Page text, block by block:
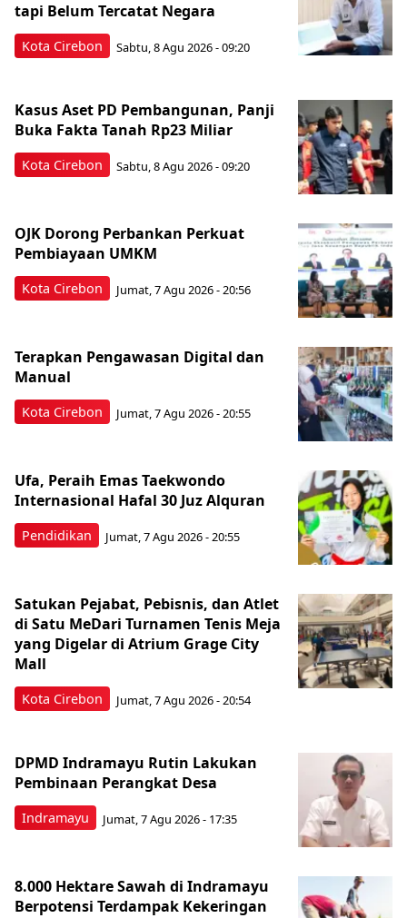
Kota Cirebon
tapi Belum Tercatat Negara
Sabtu, 8 Agu 2026 - 09:20
Kota Cirebon
Kasus Aset PD Pembangunan, Panji
Buka Fakta Tanah Rp23 Miliar
Sabtu, 8 Agu 2026 - 09:20
Kota Cirebon
OJK Dorong Perbankan Perkuat
Pembiayaan UMKM
Jumat, 7 Agu 2026 - 20:56
Kota Cirebon
Terapkan Pengawasan Digital dan
Manual
Jumat, 7 Agu 2026 - 20:55
Pendidikan
Ufa, Peraih Emas Taekwondo
Internasional Hafal 30 Juz Alquran
Jumat, 7 Agu 2026 - 20:55
Kota Cirebon
Satukan Pejabat, Pebisnis, dan Atlet
di Satu MeDari Turnamen Tenis Meja
yang Digelar di Atrium Grage City
Mall
Jumat, 7 Agu 2026 - 20:54
Indramayu
DPMD Indramayu Rutin Lakukan
Pembinaan Perangkat Desa
Jumat, 7 Agu 2026 - 17:35
8.000 Hektare Sawah di Indramayu
Berpotensi Terdampak Kekeringan